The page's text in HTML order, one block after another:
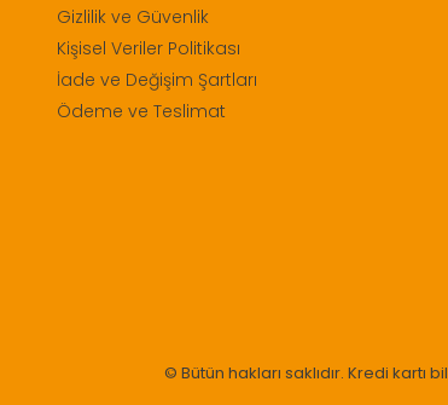
Gizlilik ve Güvenlik
Kişisel Veriler Politikası
İade ve Değişim Şartları
Ödeme ve Teslimat
© Bütün hakları saklıdır. Kredi kartı